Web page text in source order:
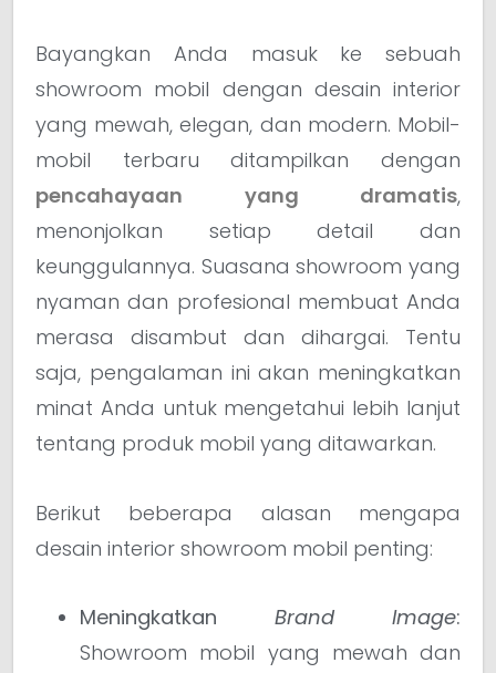
Bayangkan Anda masuk ke sebuah
showroom mobil dengan desain interior
yang mewah, elegan, dan modern. Mobil-
mobil terbaru ditampilkan dengan
pencahayaan yang dramatis,
menonjolkan setiap detail dan
keunggulannya. Suasana showroom yang
nyaman dan profesional membuat Anda
merasa disambut dan dihargai. Tentu
saja, pengalaman ini akan meningkatkan
minat Anda untuk mengetahui lebih lanjut
tentang produk mobil yang ditawarkan.
Berikut beberapa alasan mengapa
desain interior showroom mobil penting:
Meningkatkan Brand Image:
Showroom mobil yang mewah dan